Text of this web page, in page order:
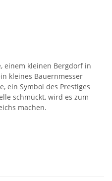
einem kleinen Bergdorf in
kleines Bauernmesser
ein Symbol des Prestiges
schmückt, wird es zum
machen.